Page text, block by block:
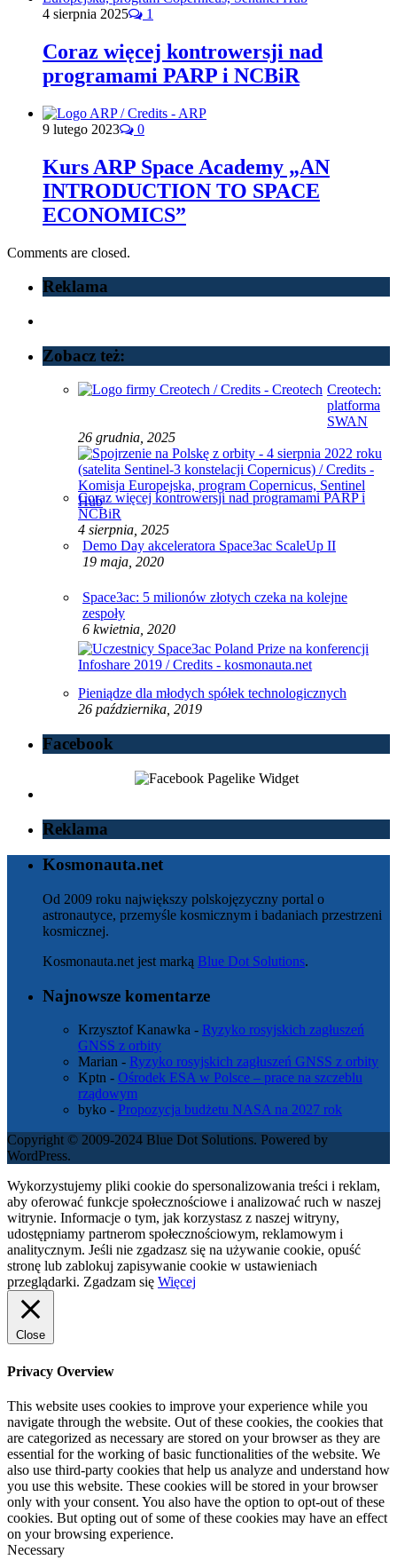
4 sierpnia 2025 1
Coraz więcej kontrowersji nad
programami PARP i NCBiR
9 lutego 2023 0
Kurs ARP Space Academy „AN
INTRODUCTION TO SPACE
ECONOMICS”
Comments are closed.
Reklama
Zobacz też:
Creotech:
platforma
SWAN
26 grudnia, 2025
Coraz więcej kontrowersji nad programami PARP i
NCBiR
4 sierpnia, 2025
Demo Day akceleratora Space3ac ScaleUp II
19 maja, 2020
Space3ac: 5 milionów złotych czeka na kolejne
zespoły
6 kwietnia, 2020
Pieniądze dla młodych spółek technologicznych
26 października, 2019
Facebook
Reklama
Kosmonauta.net
Od 2009 roku największy polskojęzyczny portal o
astronautyce, przemyśle kosmicznym i badaniach przestrzeni
kosmicznej.
Kosmonauta.net jest marką Blue Dot Solutions.
Najnowsze komentarze
Krzysztof Kanawka - Ryzyko rosyjskich zagłuszeń
GNSS z orbity
Marian - Ryzyko rosyjskich zagłuszeń GNSS z orbity
Kptn - Ośrodek ESA w Polsce – prace na szczeblu
rządowym
byko - Propozycja budżetu NASA na 2027 rok
Copyright © 2009-2024 Blue Dot Solutions. Powered by
WordPress.
Wykorzystujemy pliki cookie do spersonalizowania treści i reklam,
aby oferować funkcje społecznościowe i analizować ruch w naszej
witrynie. Informacje o tym, jak korzystasz z naszej witryny,
udostępniamy partnerom społecznościowym, reklamowym i
analitycznym. Jeśli nie zgadzasz się na używanie cookie, opuść
stronę lub zablokuj zapisywanie cookie w ustawieniach
przeglądarki. Zgadzam się Więcej
Close
Privacy Overview
This website uses cookies to improve your experience while you
navigate through the website. Out of these cookies, the cookies that
are categorized as necessary are stored on your browser as they are
essential for the working of basic functionalities of the website. We
also use third-party cookies that help us analyze and understand how
you use this website. These cookies will be stored in your browser
only with your consent. You also have the option to opt-out of these
cookies. But opting out of some of these cookies may have an effect
on your browsing experience.
Necessary